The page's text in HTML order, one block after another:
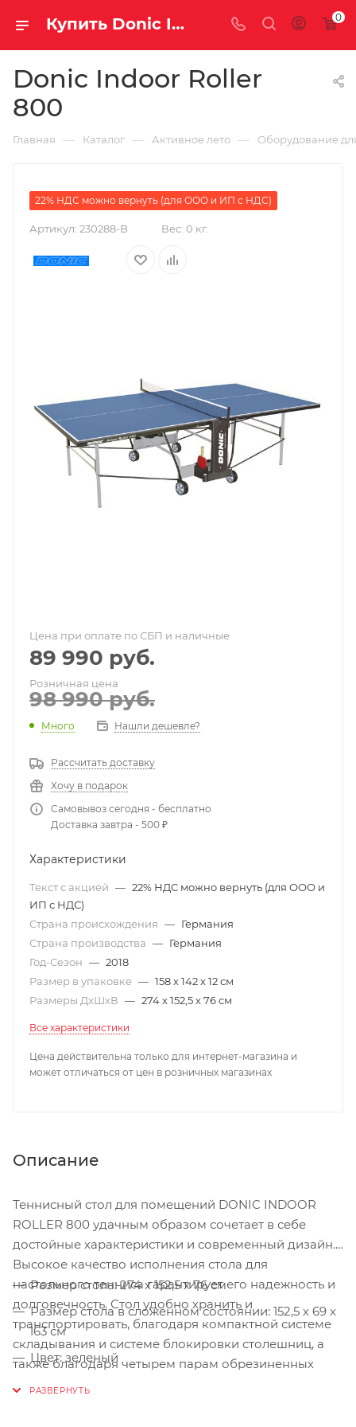
Купить Donic Indoor Roller 800 за рублей, а со скидкой 89 990 руб. 0
Donic Indoor Roller
800
Главная — Каталог — Активное лето — Оборудование
22% НДС можно вернуть (для ООО и ИП с НДС)
Артикул: 230288-B Вес: 0 кг.
Цена при оплате по СБП и наличные
89 990 руб.
Розничная цена
98 990руб.
Много Нашли дешевле?
Рассчитать доставку
Хочу в подарок
Самовывоз сегодня - бесплатно
Доставка завтра - 500 ₽
Характеристики
Текст с акцией — 22% НДС можно вернуть (для ООО и
ИП с НДС)
Страна происхождения — Германия
Страна производства — Германия
Год-Сезон — 2018
Размер в упаковке — 158 х 142 х 12 см
Размеры ДхШхВ — 274 х 152,5 х 76 см
Все характеристики
Цена действительна только для интернет-магазина и
может отличаться от цен в розничных магазинах
Описание
Теннисный стол для помещений DONIC INDOOR
ROLLER 800 удачным образом сочетает в себе
достойные характеристики и современный дизайн.
Высокое качество исполнения стола для
настольного тенниса гарантирует его надежность и
долговечность. Стол удобно хранить и
транспортировать, благодаря компактной системе
складывания и системе блокировки столешниц, а
также благодаря четырем парам обрезиненных
колесиков диаметром 128 мм. Рама стола
Размер стола: 274 х 152,5 х 76 см
Размер стола в сложенном состоянии: 152,5 х 69 х
163 см
Цвет: зеленый
Антибликовое покрытие